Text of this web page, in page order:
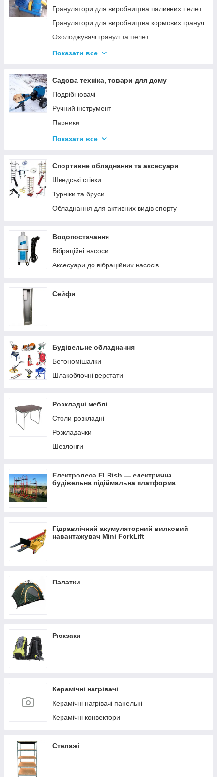
Газові котли
Аксесуари для твердопаливних котлів
Гранулятори для виробництва паливних пелет
Гранулятори для виробництва кормових гранул
Охолоджувачі гранул та пелет
Подрібнювачі
Дровоколи
Показати все
Садова техніка, товари для дому
Подрібнювачі
Ручний інструмент
Парники
Термоси
Показати все
Спортивне обладнання та аксесуари
Шведські стінки
Турніки та бруси
Обладнання для активних видів спорту
Водопостачання
Вібраційні насоси
Аксесуари до вібраційних насосів
Сейфи
Будівельне обладнання
Бетономішалки
Шлакоблочні верстати
Розкладні меблі
Столи розкладні
Розкладачки
Шезлонги
Електролеса ELRish — електрична
будівельна підіймальна платформа
Гідравлічний акумуляторний вилковий
навантажувач Mini ForkLift
Палатки
Рюкзаки
Керамічні нагрівачі
Керамічні нагрівачі панельні
Керамічні конвектори
Стелажі